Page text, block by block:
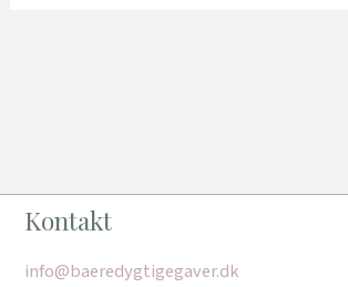
Kontakt
info@baeredygtigegaver.dk